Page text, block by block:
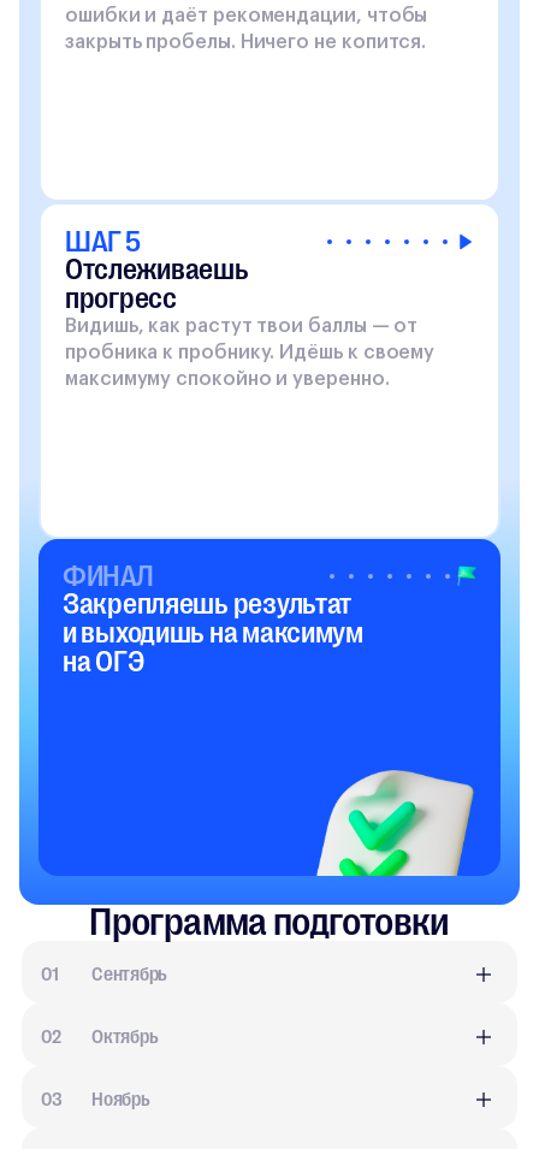
ошибки и даёт рекомендации, чтобы
закрыть пробелы. Ничего не копится.
ШАГ 5
Отслеживаешь
прогресс
Видишь, как растут твои баллы — от
пробника к пробнику. Идёшь к своему
максимуму спокойно и уверенно.
ФИНАЛ
Закрепляешь результат
и выходишь на максимум
на ОГЭ
Программа подготовки
01 Сентябрь
02 Октябрь
03 Ноябрь